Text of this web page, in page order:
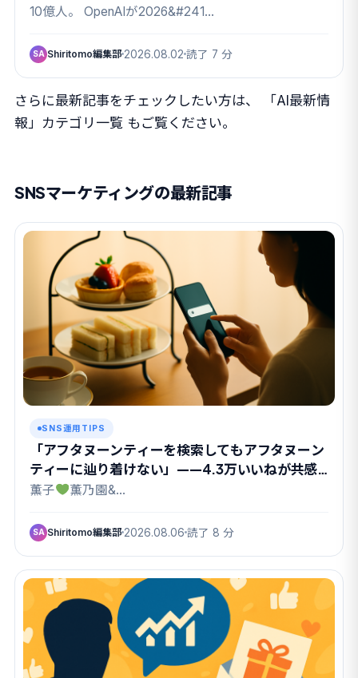
10億人。 OpenAIが2026&#241…
SA Shiritomo編集部 2026.08.02 読了 7 分
さらに最新記事をチェックしたい方は、
「AI最新情
報」カテゴリ一覧 もご覧ください。
SNSマーケティングの最新記事
SNS運用TIPS
「アフタヌーンティーを検索してもアフタヌーン
ティーに辿り着けない」——4.3万いいねが共感
したX検索のクセ
薫子 薫乃園&…
SA Shiritomo編集部 2026.08.06 読了 8 分